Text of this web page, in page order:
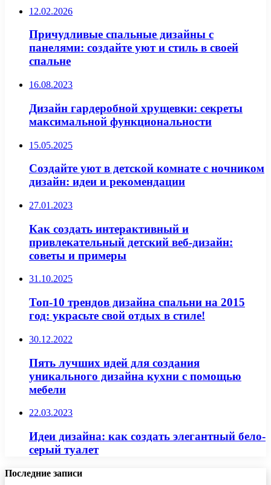
12.02.2026
Причудливые спальные дизайны с
панелями: создайте уют и стиль в своей
спальне
16.08.2023
Дизайн гардеробной хрущевки: секреты
максимальной функциональности
15.05.2025
Создайте уют в детской комнате с ночником
дизайн: идеи и рекомендации
27.01.2023
Как создать интерактивный и
привлекательный детский веб-дизайн:
советы и примеры
31.10.2025
Топ-10 трендов дизайна спальни на 2015
год: украсьте свой отдых в стиле!
30.12.2022
Пять лучших идей для создания
уникального дизайна кухни с помощью
мебели
22.03.2023
Идеи дизайна: как создать элегантный бело-
серый туалет
Последние записи